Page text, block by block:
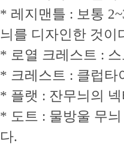
* 레지맨틀 : 보통
늬를 디자인한 것이
* 로열 크레스트 :
* 크레스트 : 클럽타
* 플랫 : 잔무늬의
* 도트 : 물방울 무
다.